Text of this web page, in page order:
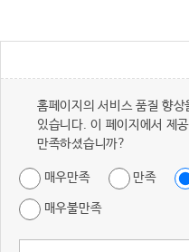
홈페이지의 서비스 품질 향
있습니다. 이 페이지에서 제
만족하셨습니까?
매우만족 만족
매우불만족